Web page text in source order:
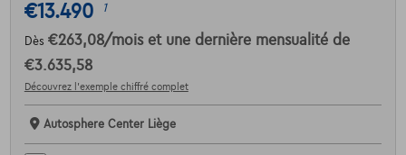
€13.490 1
Dès €263,08/mois et une dernière mensualité de
€3.635,58
Découvrez l’exemple chiffré complet
Autosphere Center Liège